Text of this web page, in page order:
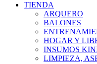
TIENDA
ARQUERO
BALONES
HOGAR Y
INSUMOS
LIMPIEZA,